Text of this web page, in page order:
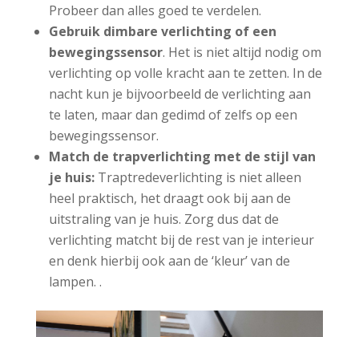
Probeer dan alles goed te verdelen.
Gebruik dimbare verlichting of een
bewegingssensor. Het is niet altijd nodig om
verlichting op volle kracht aan te zetten. In de
nacht kun je bijvoorbeeld de verlichting aan
te laten, maar dan gedimd of zelfs op een
bewegingssensor.
Match de trapverlichting met de stijl van
je huis:Traptredeverlichting is niet alleen
heel praktisch, het draagt ook bij aan de
uitstraling van je huis. Zorg dus dat de
verlichting matcht bij de rest van je interieur
en denk hierbij ook aan de ‘kleur’ van de
lampen. .